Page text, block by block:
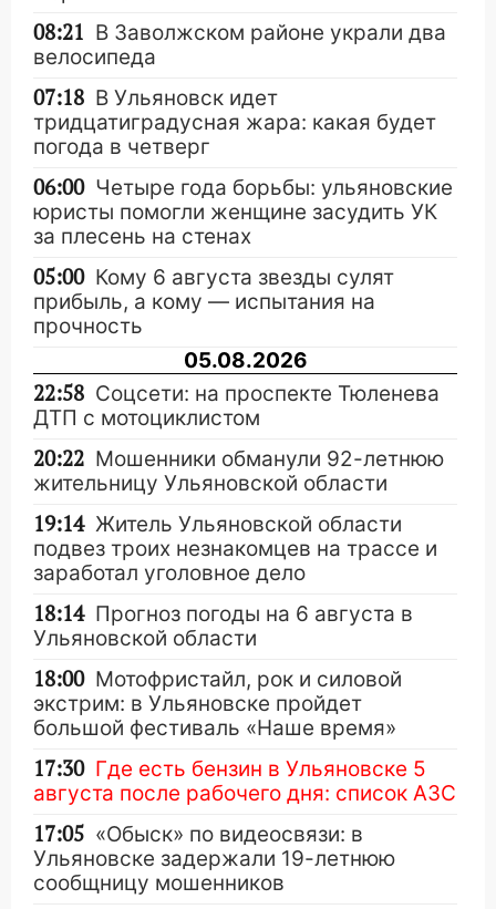
08:21 В Заволжском районе украли два
велосипеда
07:18 В Ульяновск идет
тридцатиградусная жара: какая будет
погода в четверг
06:00 Четыре года борьбы: ульяновские
юристы помогли женщине засудить УК
за плесень на стенах
05:00 Кому 6 августа звезды сулят
прибыль, а кому — испытания на
прочность
05.08.2026
22:58 Соцсети: на проспекте Тюленева
ДТП с мотоциклистом
20:22 Мошенники обманули 92-летнюю
жительницу Ульяновской области
19:14 Житель Ульяновской области
подвез троих незнакомцев на трассе и
заработал уголовное дело
18:14 Прогноз погоды на 6 августа в
Ульяновской области
18:00 Мотофристайл, рок и силовой
экстрим: в Ульяновске пройдет
большой фестиваль «Наше время»
17:30 Где есть бензин в Ульяновске 5
августа после рабочего дня: список АЗС
17:05 «Обыск» по видеосвязи: в
Ульяновске задержали 19-летнюю
сообщницу мошенников